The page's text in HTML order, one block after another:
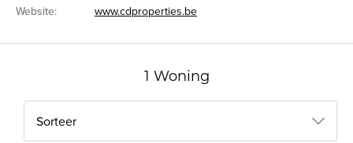
Website:
www.cdproperties.be
1 Woning
Sorteer